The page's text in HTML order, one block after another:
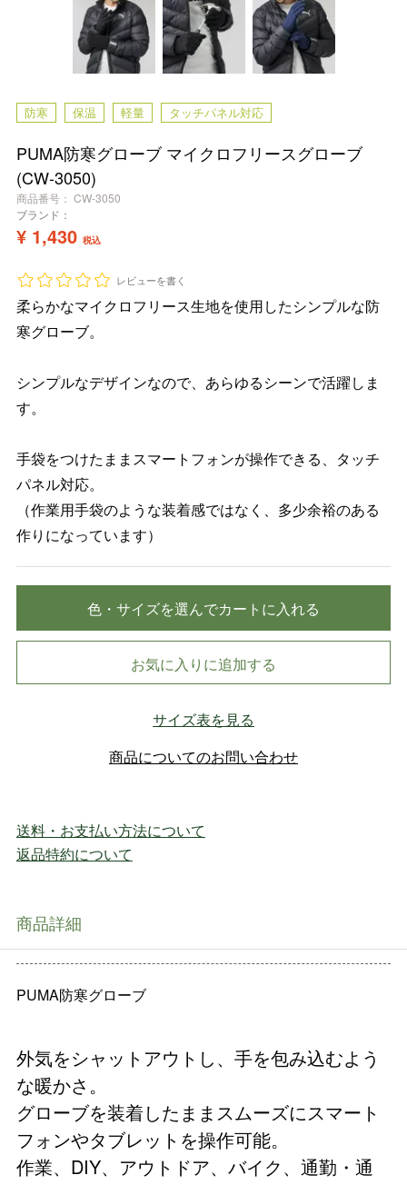
防寒 保温 軽量 タッチパネル対応
PUMA防寒グローブ マイクロフリースグローブ
(CW-3050)
商品番号
CW-3050
ブランド：
¥ 1,430 税込
レビューを書く
柔らかなマイクロフリース生地を使用したシンプルな防
寒グローブ。
シンプルなデザインなので、あらゆるシーンで活躍しま
す。
手袋をつけたままスマートフォンが操作できる、タッチ
パネル対応。
（作業用手袋のような装着感ではなく、多少余裕のある
作りになっています）
色・サイズを選んでカートに入れる
お気に入りに追加する
サイズ表を見る
商品についてのお問い合わせ
送料・お支払い方法について
返品特約について
商品詳細
PUMA防寒グローブ
外気をシャットアウトし、手を包み込むよう
な暖かさ。
グローブを装着したままスムーズにスマート
フォンやタブレットを操作可能。
作業、DIY、アウトドア、バイク、通勤・通